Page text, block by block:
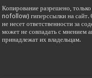
Копирование разрешено,
nofollow) гиперссылки на сайт.
не несет ответственности за
может не совпадать с мнением
принадлежат их владельцам.